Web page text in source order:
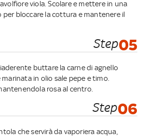
viola. Scolare e mettere in una
per bloccare la cottura e mantenere il
Step05
buttare la carne di agnello
in olio sale pepe e timo.
rosa al centro.
Step06
che servirà da vaporiera acqua,